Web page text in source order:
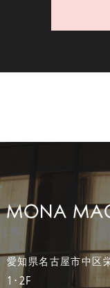
愛知県名古屋市中区
1･2F